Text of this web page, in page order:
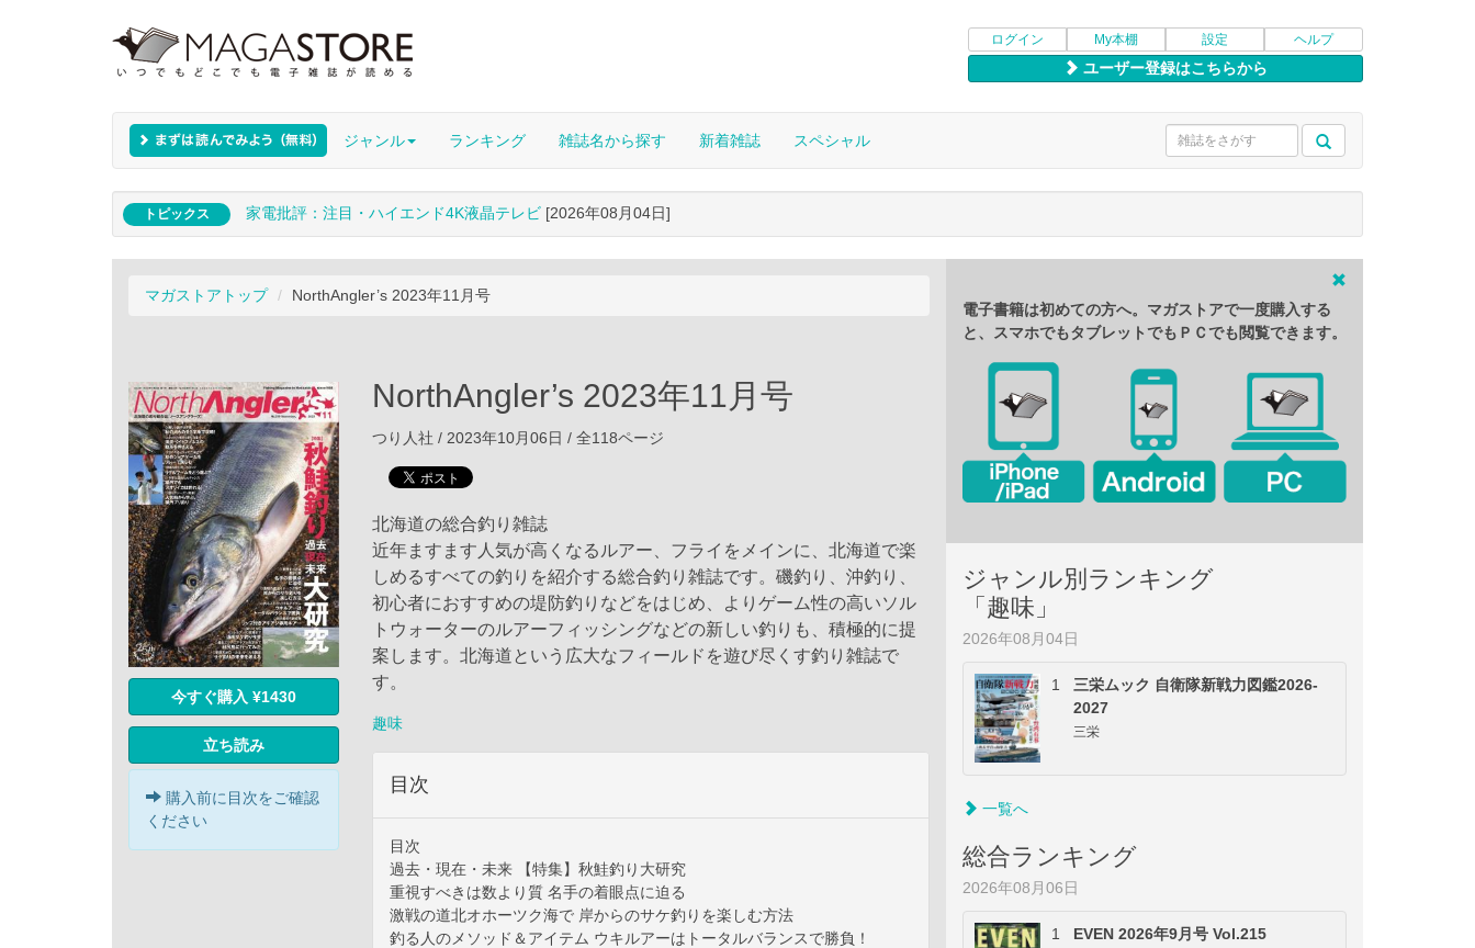
ログイン My本棚 設定 ヘルプ
ユーザー登録はこちらから
ジャンル ランキング 雑誌名から探す 新着雑誌 スペシャル
トピックス 家電批評：注目・ハイエンド4K液晶テレビ [2026年08月04日]
マガストアトップ NorthAngler’s 2023年11月号
今すぐ購入 ¥1430
立ち読み
購入前に目次をご確認
ください
NorthAngler’s 2023年11月号
つり人社 / 2023年10月06日 / 全118ページ
北海道の総合釣り雑誌
近年ますます人気が高くなるルアー、フライをメインに、北海道で楽
しめるすべての釣りを紹介する総合釣り雑誌です。磯釣り、沖釣り、
初心者におすすめの堤防釣りなどをはじめ、よりゲーム性の高いソル
トウォーターのルアーフィッシングなどの新しい釣りも、積極的に提
案します。北海道という広大なフィールドを遊び尽くす釣り雑誌で
す。
趣味
目次
目次
過去・現在・未来 【特集】秋鮭釣り大研究
重視すべきは数より質 名手の着眼点に迫る
激戦の道北オホーツク海で 岸からのサケ釣りを楽しむ方法
釣る人のメソッド＆アイテム ウキルアーはトータルバランスで勝負！
電子書籍は初めての方へ。マガストアで一度購入する
と、スマホでもタブレットでもＰＣでも閲覧できます。
ジャンル別ランキング
「趣味」
2026年08月04日
1
三栄ムック 自衛隊新戦力図鑑2026-
2027
三栄
一覧へ
総合ランキング
2026年08月06日
1 EVEN 2026年9月号 Vol.215